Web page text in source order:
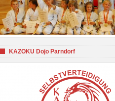
KAZOKU Dojo Parndorf